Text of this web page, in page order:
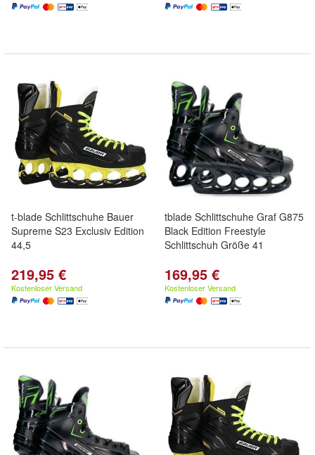
t-blade Schlittschuhe Bauer
Supreme S23 Exclusiv Edition
44,5
219,95 €
Kostenloser Versand
tblade Schlittschuhe Graf G875
Black Edition Freestyle
Schlittschuh Größe 41
169,95 €
Kostenloser Versand